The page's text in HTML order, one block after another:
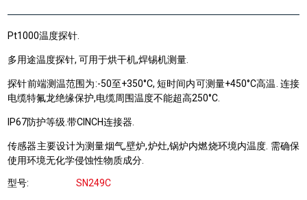
Pt1000温度探针.
多用途温度探针, 可用于烘干机,焊锡机测量.
探针前端测温范围为:-50至+350°C, 短时间内可测量+450°C高温 连接
电缆特氟龙绝缘保护,电缆周围温度不能超高250°C.
IP67防护等级.带CINCH连接器.
传感器主要设计为测量烟气,壁炉,炉灶,锅炉内燃烧环境内温度. 需确保
使用环境无化学侵蚀性物质成分.
型号 SN249C